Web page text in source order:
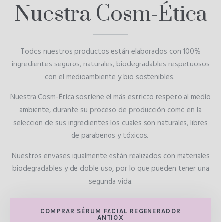
Nuestra Cosm-Ética
Todos nuestros productos están elaborados con 100%
ingredientes seguros, naturales, biodegradables respetuosos
con el medioambiente y bio sostenibles.
Nuestra Cosm-Ética sostiene el más estricto respeto al medio
ambiente, durante su proceso de producción como en la
selección de sus ingredientes los cuales son naturales, libres
de parabenos y tóxicos.
Nuestros envases igualmente están realizados con materiales
biodegradables y de doble uso, por lo que pueden tener una
segunda vida.
COMPRAR SÉRUM FACIAL REGENERADOR
ANTIOX